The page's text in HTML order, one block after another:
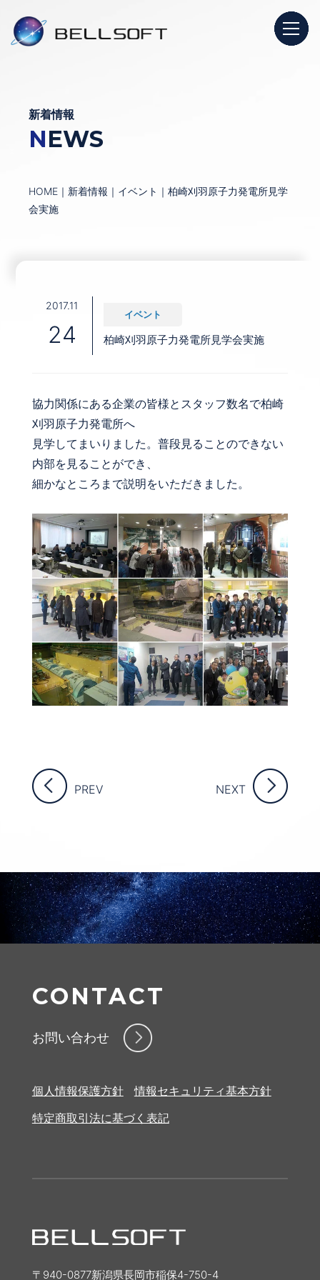
新着情報
NEWS
HOME ｜ 新着情報 ｜ イベント ｜柏崎刈羽原子力発電所見学
会実施
2017.11
24
イベント
柏崎刈羽原子力発電所見学会実施
協力関係にある企業の皆様とスタッフ数名で柏崎
刈羽原子力発電所へ
見学してまいりました。普段見ることのできない
内部を見ることができ、
細かなところまで説明をいただきました。
PREV NEXT
CONTACT
お問い合わせ
個人情報保護方針
情報セキュリティ基本方針
特定商取引法に基づく表記
〒940-0877新潟県長岡市稲保4-750-4